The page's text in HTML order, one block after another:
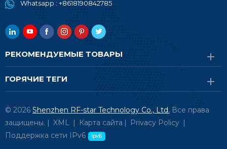
Whatsapp : +8618190842785
РЕКОМЕНДУЕМЫЕ ТОВАРЫ
ГОРЯЧИЕ ТЕГИ
© 2026 Shenzhen RF-star Technology Co., Ltd. Все права
защищены. | XML | Карта сайта | Privacy Policy |
Поддержка сети IPv6